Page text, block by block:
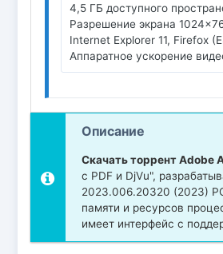
4,5 ГБ доступного
Разрешение экрана
Internet Explorer 11, Firefox
Аппаратное ускорение
Описание
Скачать торрент Adobe
с PDF и DjVu",
2023.006.20320 (2023)
памяти и ресурсов
имеет интерфейс с